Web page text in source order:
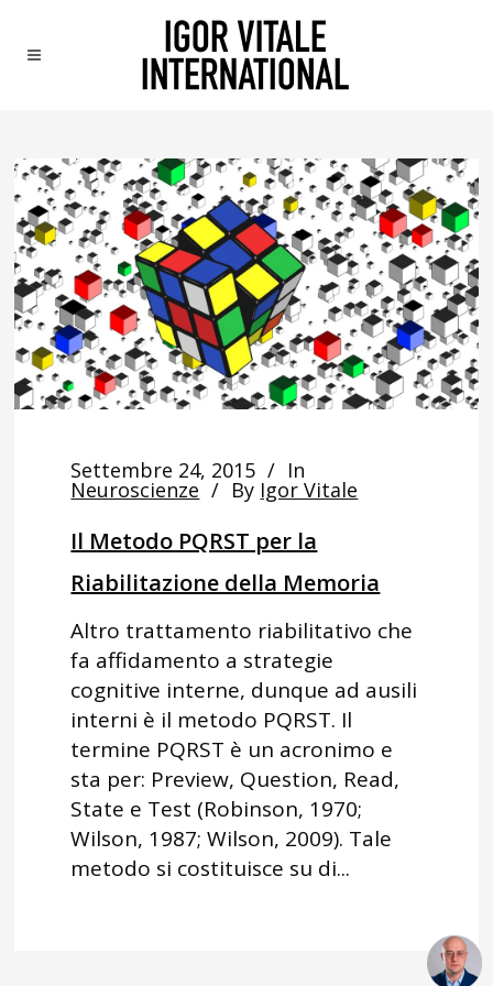
Settembre 24, 2015 In
Neuroscienze By Igor Vitale
Il Metodo PQRST per la
Riabilitazione della Memoria
Altro trattamento riabilitativo che
fa affidamento a strategie
cognitive interne, dunque ad ausili
interni è il metodo PQRST. Il
termine PQRST è un acronimo e
sta per: Preview, Question, Read,
State e Test (Robinson, 1970;
Wilson, 1987; Wilson, 2009). Tale
metodo si costituisce su di...